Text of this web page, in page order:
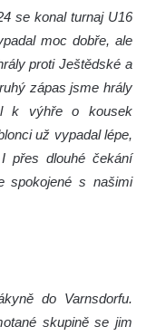
se konal turnaj U16
moc dobře, ale
proti Ještědské a
zápas jsme hrály
k výhře o kousek
už vypadal lépe,
přes dlouhé čekání
spokojené s našimi
do Varnsdorfu.
skupině se jim